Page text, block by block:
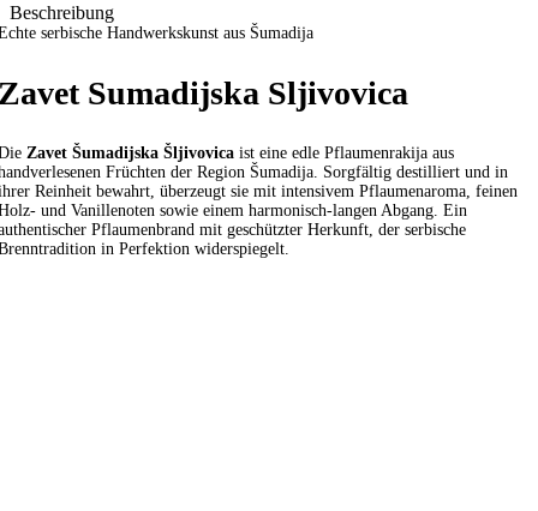
Beschreibung
serbische Handwerkskunst aus Šumadija
Sumadijska Sljivovica
Zavet Šumadijska Šljivovica ist eine edle Pflaumenrakija aus
Früchten der Region Šumadija. Sorgfältig destilliert und in
Reinheit bewahrt, überzeugt sie mit intensivem Pflaumenaroma, feinen
und Vanillenoten sowie einem harmonisch-langen Abgang. Ein
Pflaumenbrand mit geschützter Herkunft, der serbische
in Perfektion widerspiegelt.